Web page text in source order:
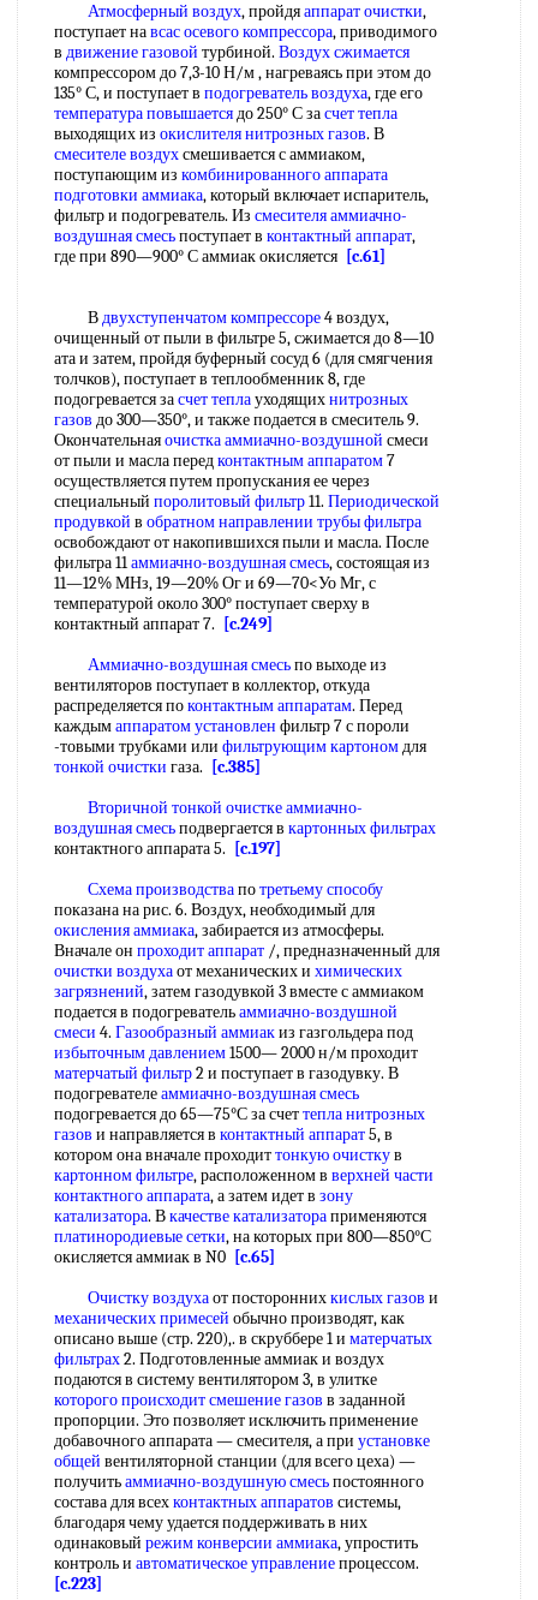
Атмосферный воздух, пройдяаппарат очистки,
поступает навсасосевого компрессора, приводимого
в движение газовой турбиной. Воздух сжимается
компрессором до 7,3-10 Н/м , нагреваясь при этом до
135° С, и поступает в подогреватель воздуха, где его
температура повышаетсядо 250° С засчет тепла
выходящих из окислителя нитрозных газов. В
смесителе воздухсмешивается с аммиаком,
поступающим из комбинированного аппарата
подготовки аммиака, который включает испаритель,
фильтр и подогреватель. Из смесителя аммиачно-
воздушная смесьпоступает в контактный аппарат,
где при 890—900° С аммиак окисляется [c.61]
Вдвухступенчатом компрессоре4 воздух,
очищенный от пыли в фильтре 5, сжимается до 8—10
ата и затем, пройдя буферный сосуд 6 (для смягчения
толчков), поступает в теплообменник 8, где
подогревается засчет теплауходящихнитрозных
газов до 300—350°, и также подается в смеситель 9.
Окончательнаяочистка аммиачно-воздушной смеси
от пыли и масла передконтактным аппаратом7
осуществляется путем пропускания ее через
специальный поролитовый фильтр11. Периодической
продувкой в обратном направлении трубы фильтра
освобождают от накопившихся пыли и масла. После
фильтра 11аммиачно-воздушная смесь, состоящая из
11—12% МНз, 19—20% Ог и 69—70<Уо Мг, с
температурой около 300° поступает сверху в
контактный аппарат 7.
[c.249]
Аммиачно-воздушная смесьпо выходе из
вентиляторов поступает в коллектор, откуда
распределяется поконтактным аппаратам. Перед
каждымаппаратом установлен фильтр 7 с пороли
-товыми трубками или фильтрующим картономдля
тонкой очистки газа.
[c.385]
Вторичной тонкой очистке аммиачно-
воздушная смесьподвергается в картонных фильтрах
контактного аппарата 5.
[c.197]
Схема производствапотретьему способу
показана на рис. 6. Воздух, необходимый для
окисления аммиака, забирается из атмосферы.
Вначале он проходит аппарат /, предназначенный для
очистки воздухаот механических и химических
загрязнений, затем газодувкой 3 вместе с аммиаком
подается в подогревательаммиачно-воздушной
смеси 4. Газообразный аммиакиз газгольдера под
избыточным давлением1500— 2000 н/м проходит
матерчатый фильтр2 и поступает в газодувку. В
подогревателеаммиачно-воздушная смесь
подогревается до 65—75°С за счеттепла нитрозных
газов и направляется в контактный аппарат5, в
котором она вначале проходиттонкую очисткув
картонном фильтре, расположенном в верхней части
контактного аппарата, а затем идет в зону
катализатора. Вкачестве катализатораприменяются
платинородиевые сетки, на которых при 800—850°С
окисляется аммиак в N0 [c.65]
Очистку воздухаот постороннихкислых газов и
механических примесей обычно производят, как
описано выше (стр. 220),. в скруббере 1 и матерчатых
фильтрах2. Подготовленные аммиак и воздух
подаются в систему вентилятором 3, в улитке
которого происходитсмешение газов в заданной
пропорции. Это позволяет исключить применение
добавочного аппарата — смесителя, а при установке
общей вентиляторной станции (для всего цеха) —
получитьаммиачно-воздушную смесьпостоянного
состава для всехконтактных аппаратов системы,
благодаря чему удается поддерживать в них
одинаковый режим конверсии аммиака, упростить
контроль и автоматическое управлениепроцессом.
[c.223]